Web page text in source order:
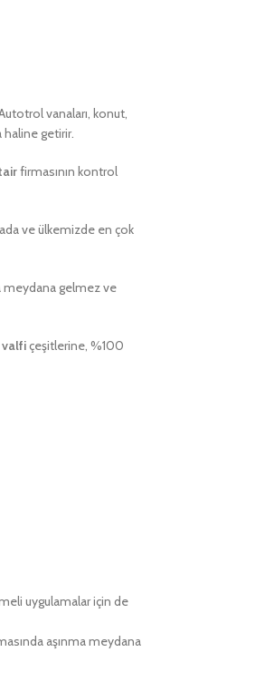
vanaları, konut,
haline getirir.
firmasının kontrol
ve ülkemizde en çok
meydana gelmez ve
çeşitlerine, %100
uygulamalar için de
aşınma meydana